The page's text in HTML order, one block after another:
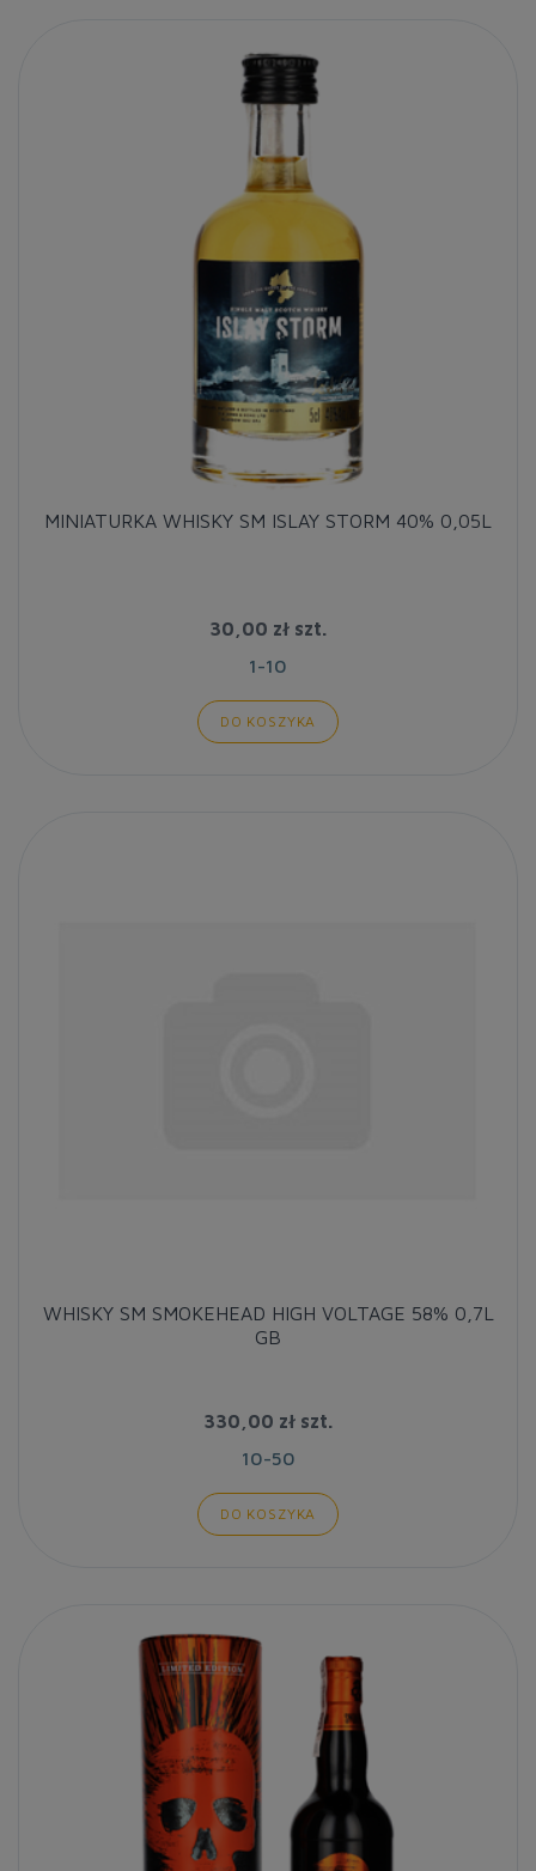
MINIATURKA WHISKY SM ISLAY STORM 40% 0,05L
30,00 zł szt.
1-10
DO KOSZYKA
WHISKY SM SMOKEHEAD HIGH VOLTAGE 58% 0,7L
GB
330,00 zł szt.
10-50
DO KOSZYKA